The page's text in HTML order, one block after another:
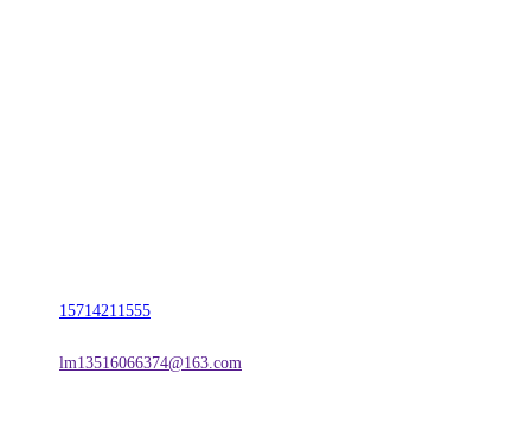
15714211555
lm13516066374@163.com